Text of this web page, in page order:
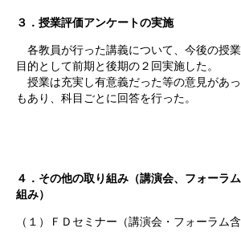
３．授業評価アンケートの実施
各教員が行った講義について、今後の授
目的として前期と後期の２回実施した。
授業は充実し有意義だった等の意見があ
もあり、科目ごとに回答を行った。
４．その他の取り組み（講演会、フォーラ
組み）
（１）ＦＤセミナー（講演会・フォーラム